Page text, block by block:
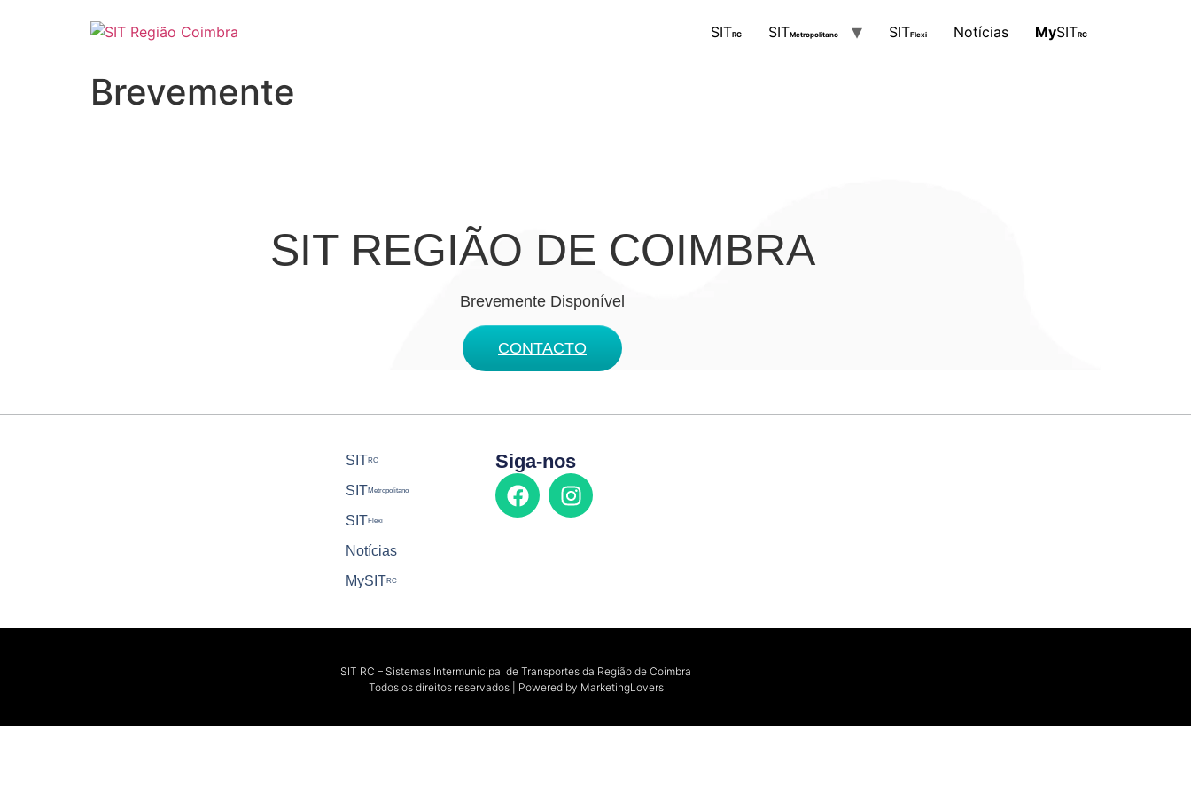
SITRC SITMetropolitano SITFlexi Notícias MySITRC
Brevemente
SIT REGIÃO DE COIMBRA
Brevemente Disponível
CONTACTO
SIT RC
SIT Metropolitano
SIT Flexi
Notícias
MySIT RC
Siga-nos
SIT RC – Sistemas Intermunicipal de Transportes da Região de Coimbra
Todos os direitos reservados | Powered by MarketingLovers